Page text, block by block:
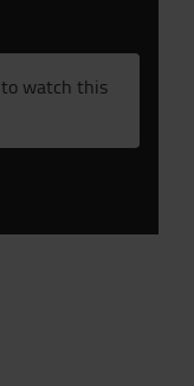
to watch this